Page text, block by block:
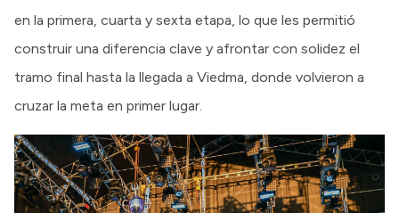
en la primera, cuarta y sexta etapa, lo que les permitió
construir una diferencia clave y afrontar con solidez el
tramo final hasta la llegada a Viedma, donde volvieron a
cruzar la meta en primer lugar.